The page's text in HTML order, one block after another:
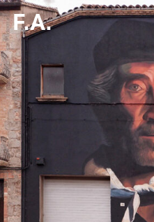
F.A.